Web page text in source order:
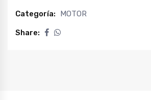
g10
1.9
Categoría: MOTOR
Share: